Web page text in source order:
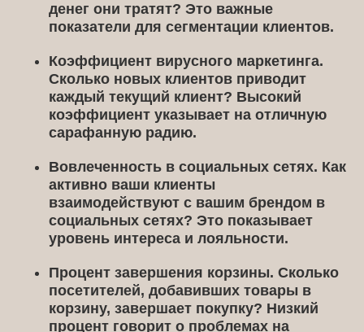
денег они тратят? Это важные
показатели для сегментации клиентов.
Коэффициент вирусного маркетинга.
Сколько новых клиентов приводит
каждый текущий клиент? Высокий
коэффициент указывает на отличную
сарафанную радию.
Вовлеченность в социальных сетях. Как
активно ваши клиенты
взаимодействуют с вашим брендом в
социальных сетях? Это показывает
уровень интереса и лояльности.
Процент завершения корзины. Сколько
посетителей, добавивших товары в
корзину, завершает покупку? Низкий
процент говорит о проблемах на